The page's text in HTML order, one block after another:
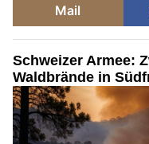
Mail
Schweizer Armee:
Waldbrände in